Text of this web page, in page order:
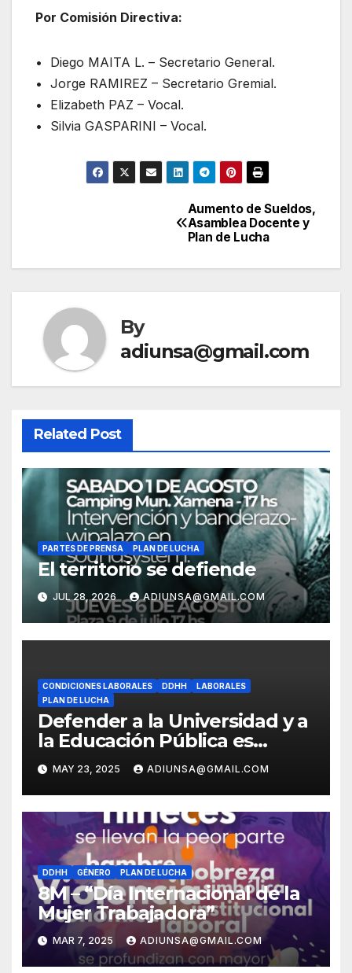
Por Comisión Directiva:
•⁠ ⁠Diego MAITA L. – Secretario General.
•⁠ ⁠Jorge RAMIREZ – Secretario Gremial.
•⁠ ⁠Elizabeth PAZ – Vocal.
•⁠ ⁠Silvia GASPARINI – Vocal.
Aumento de Sueldos,
Asamblea Docente y
Plan de Lucha
By
adiunsa@gmail.com
Related Post
PARTES DE PRENSA PLAN DE LUCHA
El territorio se defiende
JUL 28, 2026 ADIUNSA@GMAIL.COM
CONDICIONES LABORALES DDHH
LABORALES
PLAN DE LUCHA
Defender a la Universidad y a
la Educación Pública es
defender al país
MAY 23, 2025 ADIUNSA@GMAIL.COM
DDHH GÉNERO PLAN DE LUCHA
8M – “Día Internacional de la
Mujer Trabajadora”
MAR 7, 2025 ADIUNSA@GMAIL.COM